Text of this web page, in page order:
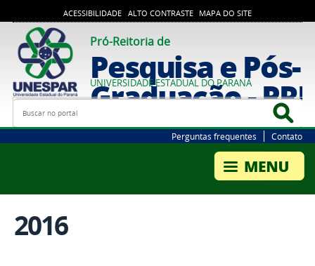
ACESSIBILIDADE ALTO CONTRASTE MAPA DO SITE
Pró-Reitoria de
Pesquisa e Pós-
Graduação -
UNIVERSIDADE ESTADUAL DO PARANÁ
Busca
Perguntas frequentes Contato
2016